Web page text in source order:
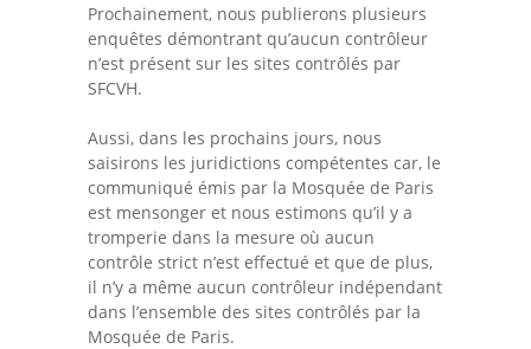
Prochainement, nous publierons plusieurs
enquêtes démontrant qu’aucun contrôleur
n’est présent sur les sites contrôlés par
SFCVH.
Aussi, dans les prochains jours, nous
saisirons les juridictions compétentes car, le
communiqué émis par la Mosquée de Paris
est mensonger et nous estimons qu’il y a
tromperie dans la mesure où aucun
contrôle strict n’est effectué et que de plus,
il n’y a même aucun contrôleur indépendant
dans l’ensemble des sites contrôlés par la
Mosquée de Paris.